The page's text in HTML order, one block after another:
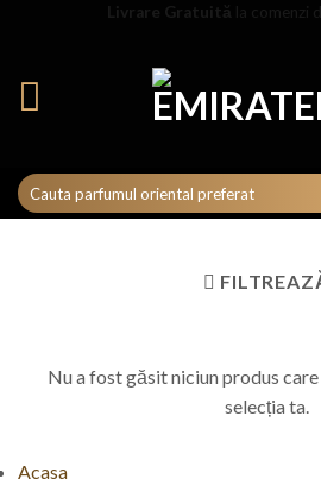
Nu a fost găsit niciun produs
selecția ta.
Acasa